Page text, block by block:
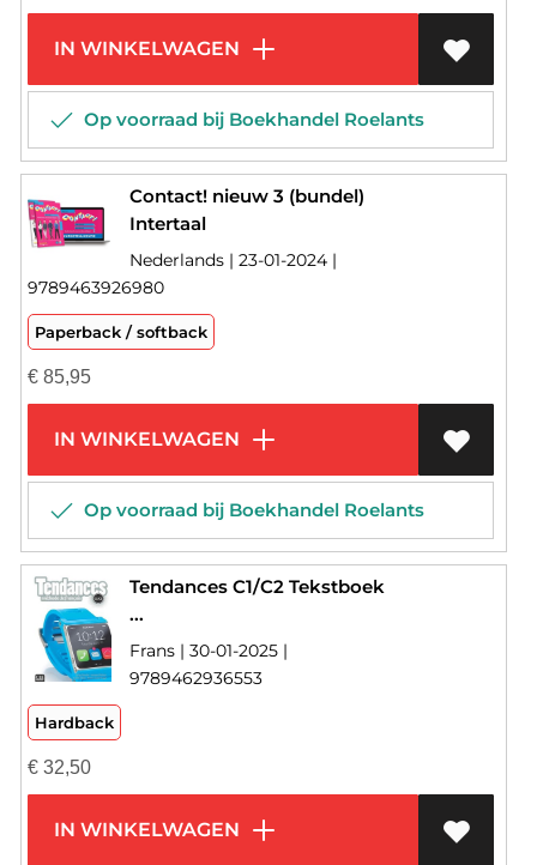
IN WINKELWAGEN
Op voorraad bij Boekhandel Roelants
Contact! nieuw 3 (bundel)
Intertaal
Nederlands | 23-01-2024 |
9789463926980
Paperback / softback
€85,95
IN WINKELWAGEN
Op voorraad bij Boekhandel Roelants
Tendances C1/C2 Tekstboek
...
Frans | 30-01-2025 |
9789462936553
Hardback
€32,50
IN WINKELWAGEN